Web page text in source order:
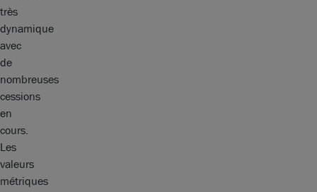
très
dynamique
avec
de
nombreuses
cessions
en
cours.
Les
valeurs
métriques